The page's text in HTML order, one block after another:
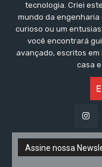
tecnologia. Criei
mundo da engenharia
curioso ou um
você encontrará
avançado, escritos
casa
Assine nossa